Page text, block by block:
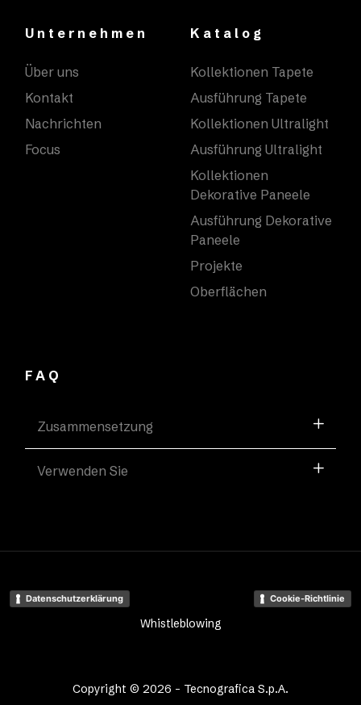
Unternehmen
Über uns
Kontakt
Nachrichten
Focus
Katalog
Kollektionen Tapete
Ausführung Tapete
Kollektionen Ultralight
Ausführung Ultralight
Kollektionen
Dekorative Paneele
Ausführung Dekorative
Paneele
Projekte
Oberflächen
FAQ
Zusammensetzung
Verwenden Sie
Copyright © 2026 - Tecnografica S.p.A.
Datenschutzerklärung Cookie-Richtlinie
Whistleblowing